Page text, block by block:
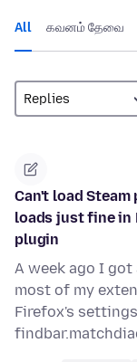
All கவனம் தேவை
Can't load
loads just fine in
plugin
A week ago I
most of my
Firefox's